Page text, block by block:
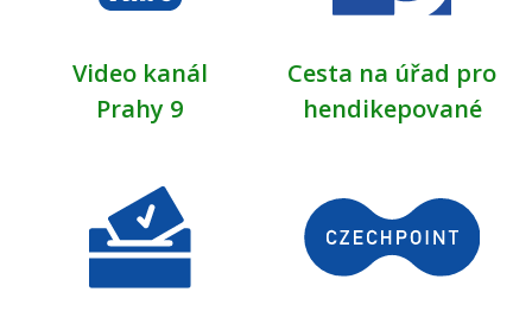
Video kanál
Prahy 9
Cesta na úřad pro
hendikepované